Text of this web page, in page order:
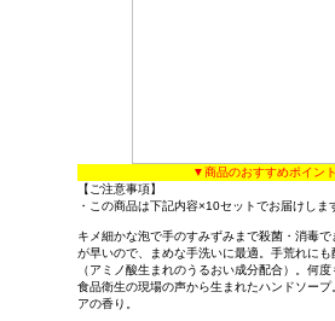
▼商品のおすすめポイン
【ご注意事項】
・この商品は下記内容×10セットでお届けしま
キメ細かな泡で手のすみずみまで殺菌・消毒
が早いので、まめな手洗いに最適。手荒れに
（アミノ酸生まれのうるおい成分配合）。何度
食品衛生の現場の声から生まれたハンドソー
アの香り。